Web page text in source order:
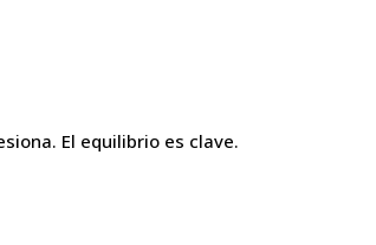
El equilibrio es clave.